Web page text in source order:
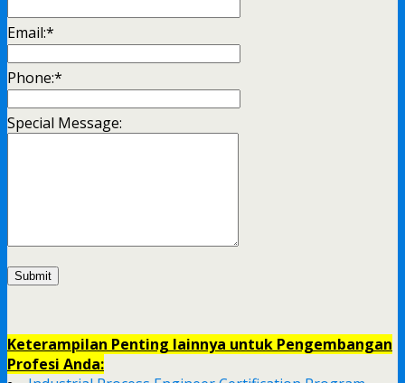
Email:*
Phone:*
Special Message:
Keterampilan Penting lainnya untuk Pengembangan
Profesi Anda: